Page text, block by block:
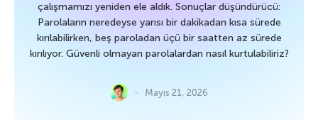
çalışmamızı yeniden ele aldık. Sonuçlar düşündürücü:
Parolaların neredeyse yarısı bir dakikadan kısa sürede
kırılabilirken, beş paroladan üçü bir saatten az sürede
kırılıyor. Güvenli olmayan parolalardan nasıl kurtulabiliriz?
Mayıs 21, 2026